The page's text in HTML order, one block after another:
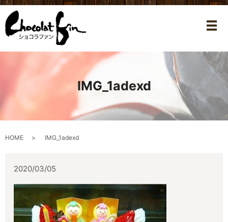
メ
IMG_1adexd
HOME IMG_1adexd
2020/03/05